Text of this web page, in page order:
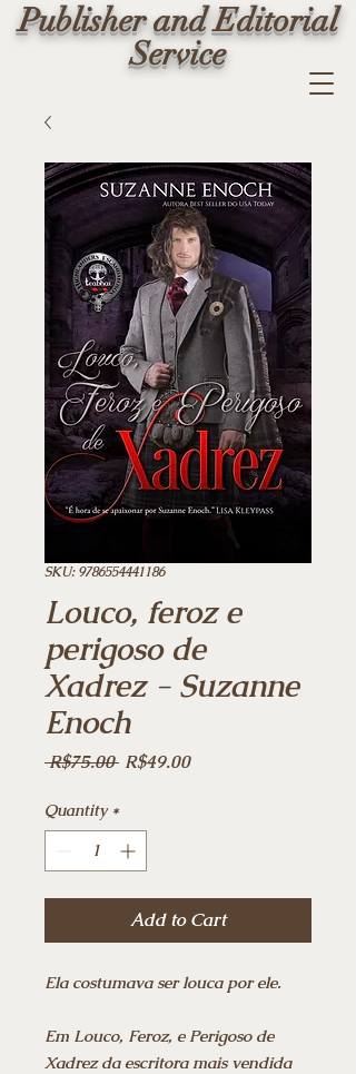
Publisher and Editorial
Service
SKU: 9786554441186
Louco, feroz e
perigoso de
Xadrez - Suzanne
Enoch
R$75.00 Regular
R$49.00Sale
Quantity *
Add to Cart
Ela costumava ser louca por ele.
Em Louco, Feroz, e Perigoso de
Xadrez da escritora mais vendida